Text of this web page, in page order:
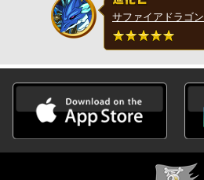
サファイアドラゴン